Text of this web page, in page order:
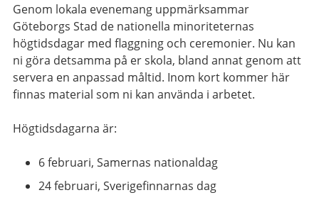
Genom lokala evenemang uppmärksammar
Göteborgs Stad de nationella minoriteternas
högtidsdagar med flaggning och ceremonier. Nu kan
ni göra detsamma på er skola, bland annat genom att
servera en anpassad måltid. Inom kort kommer här
finnas material som ni kan använda i arbetet.
Högtidsdagarna är:
6 februari, Samernas nationaldag
24 februari, Sverigefinnarnas dag